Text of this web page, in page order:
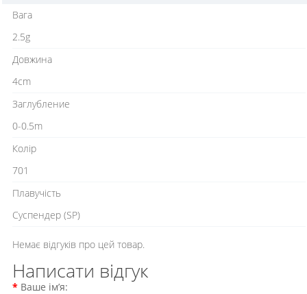
Вага
2.5g
Довжина
4cm
Заглубление
0-0.5m
Колір
701
Плавучість
Cуспендер (SP)
Немає відгуків про цей товар.
Написати відгук
Ваше ім’я: